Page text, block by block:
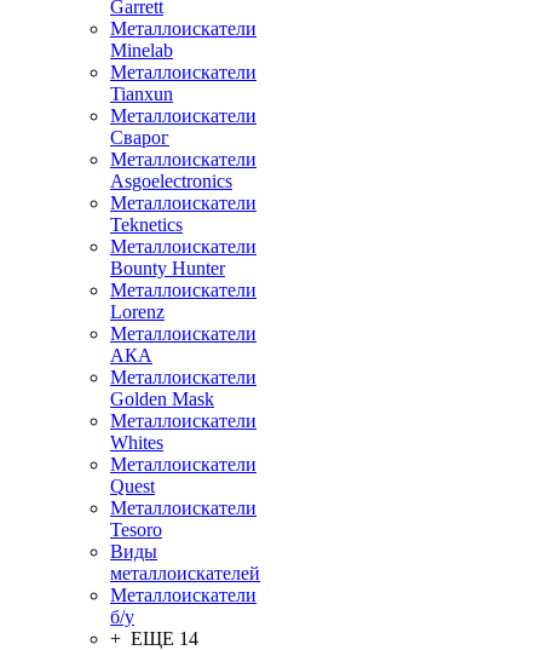
Garrett
Металлоискатели
Minelab
Металлоискатели
Tianxun
Металлоискатели
Сварог
Металлоискатели
Asgoelectronics
Металлоискатели
Teknetics
Металлоискатели
Bounty Hunter
Металлоискатели
Lorenz
Металлоискатели
АКА
Металлоискатели
Golden Mask
Металлоискатели
Whites
Металлоискатели
Quest
Металлоискатели
Tesoro
Виды
металлоискателей
Металлоискатели
б/у
+ ЕЩЕ 14